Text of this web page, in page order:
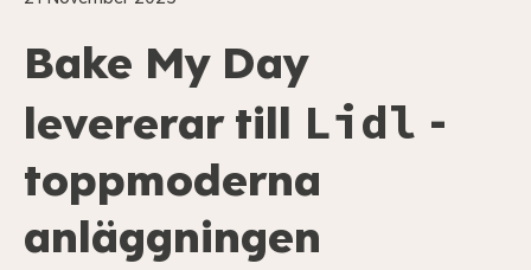
Bake My Day
levererar till Lidl -
toppmoderna
anläggningen